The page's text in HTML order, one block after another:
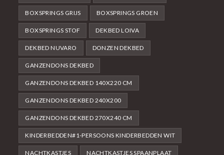
BOXSPRINGS GRIJS BOXSPRINGS GROEN
BOXSPRINGS STOF DEKBED LOIVA
DEKBED NUVARO DONZEN DEKBED
GANZENDONS DEKBED
GANZENDONS DEKBED 140X220 CM
GANZENDONS DEKBED 240X200
GANZENDONS DEKBED 270X240 CM
KINDERBEDDEN#1-PERSOONS KINDERBEDDEN WIT
NACHTKASTJES NACHTKASTJES SPAANPLAAT